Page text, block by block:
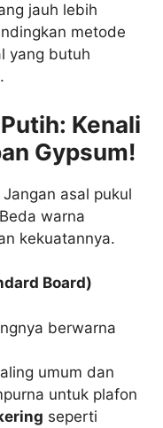
jauh lebih
metode
yang butuh
Kenali
Gypsum!
asal pukul
warna
kekuatannya.
Board)
berwarna
umum dan
untuk plafon
seperti